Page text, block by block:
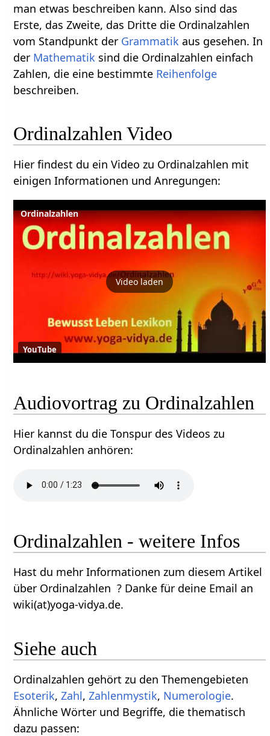
man etwas beschreiben kann. Also sind das
Erste, das Zweite, das Dritte die Ordinalzahlen
vom Standpunkt der Grammatik aus gesehen. In
der Mathematik sind die Ordinalzahlen einfach
Zahlen, die eine bestimmte Reihenfolge
beschreiben.
Ordinalzahlen Video
Hier findest du ein Video zu Ordinalzahlen mit
einigen Informationen und Anregungen:
Ordinalzahlen
Video laden
YouTube
Audiovortrag zu Ordinalzahlen
Hier kannst du die Tonspur des Videos zu
Ordinalzahlen anhören:
Ordinalzahlen - weitere Infos
Hast du mehr Informationen zum diesem Artikel
über Ordinalzahlen ? Danke für deine Email an
wiki(at)yoga-vidya.de.
Siehe auch
Ordinalzahlen gehört zu den Themengebieten
Esoterik,Zahl,Zahlenmystik, Numerologie.
Ähnliche Wörter und Begriffe, die thematisch
dazu passen: